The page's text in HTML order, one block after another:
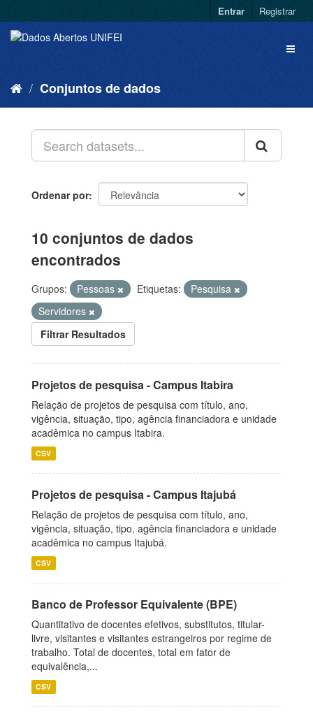
Entrar Registrar
Conjuntos de dados
Ordenar por
10 conjuntos de dados
encontrados
Grupos: Pessoas Etiquetas:
Pesquisa
Servidores
Filtrar Resultados
Projetos de pesquisa - Campus Itabira
Relação de projetos de pesquisa com título, ano,
vigência, situação, tipo, agência financiadora e unidade
acadêmica no campus Itabira.
CSV
Projetos de pesquisa - Campus Itajubá
Relação de projetos de pesquisa com título, ano,
vigência, situação, tipo, agência financiadora e unidade
acadêmica no campus Itajubá.
CSV
Banco de Professor Equivalente (BPE)
Quantitativo de docentes efetivos, substitutos, titular-
livre, visitantes e visitantes estrangeiros por regime de
trabalho. Total de docentes, total em fator de
equivalência,...
CSV